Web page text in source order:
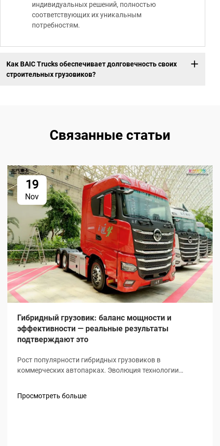
индивидуальных решений, полностью
соответствующих их уникальным
потребностям.
Как BAIC Trucks обеспечивает долговечность своих
строительных грузовиков?
Связанные статьи
19
Nov
Гибридный грузовик: баланс мощности и
эффективности — реальные результаты
подтверждают это
Рост популярности гибридных грузовиков в
коммерческих автопарках. Эволюция технологии
экспериментальными автомобилями на стоянках
Просмотреть больше